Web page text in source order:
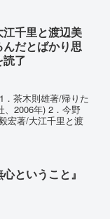
千里と渡辺美
だとばかり思
読了
．茶木則雄著/帰りた
、2006年) 2．今野
宏著/大江千里と渡
ということ』